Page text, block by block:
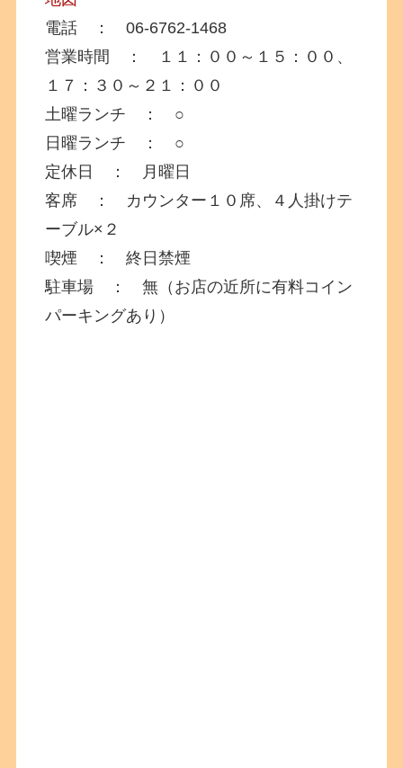
電話 ： 06-6762-1468
営業時間 ： １１：００～１５：００、
１７：３０～２１：００
土曜ランチ ： ○
日曜ランチ ： ○
定休日 ： 月曜日
客席 ： カウンター１０席、４人掛けテ
ーブル×２
喫煙 ： 終日禁煙
駐車場 ： 無（お店の近所に有料コイン
パーキングあり）